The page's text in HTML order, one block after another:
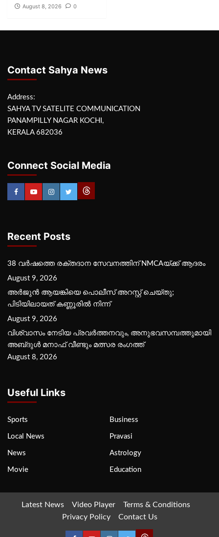
August 8, 2026 0
Contact Sahya News
Address:
SAHYA TV SATELITE COMMUNICATION
PANAMPILLY NAGAR KOCHI,
KERALA 682036
Connect Social Media
Recent Posts
38 വർഷത്തെ രക്തദാന സേവനത്തിന് NMCAയ്ക്ക് ആദരം
August 9, 2026
അർജുൻ ആയങ്കിയെ പൊലീസ് അറസ്റ്റ് ചെയ്‌തു;
പിടിയിലായത് കണ്ണൂരിൽ നിന്ന്
August 9, 2026
വിശ്വാസം നേടിയ പ്രവർത്തനവും, അനുഭവസമ്പത്തുമായി
അബ്‌ദുൾ മനാഫ് വീണ്ടും മത്സര രംഗത്ത്
August 8, 2026
Useful Links
Sports Business
Local News Pravasi
News Astrology
Movie Education
Latest News Video Player
Terms & Conditions
Privacy Policy
Contact Us